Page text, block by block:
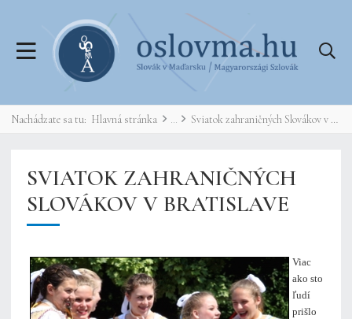
Nachádzate sa tu: Hlavná stránka Sviatok zahraničných Slovákov v Bratislave
SVIATOK ZAHRANIČNÝCH
SLOVÁKOV V BRATISLAVE
Viac
ako sto
ľudí
prišlo